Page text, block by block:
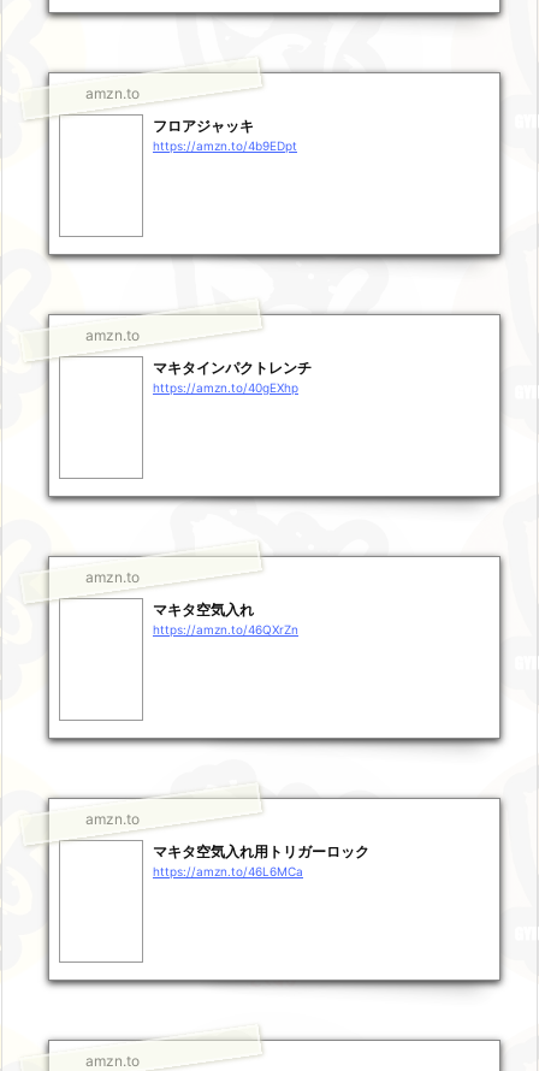
amzn.to
フロアジャッキ
https://amzn.to/4b9EDpt
amzn.to
マキタインパクトレンチ
https://amzn.to/40gEXhp
amzn.to
マキタ空気入れ
https://amzn.to/46QXrZn
amzn.to
マキタ空気入れ用トリガーロック
https://amzn.to/46L6MCa
amzn.to